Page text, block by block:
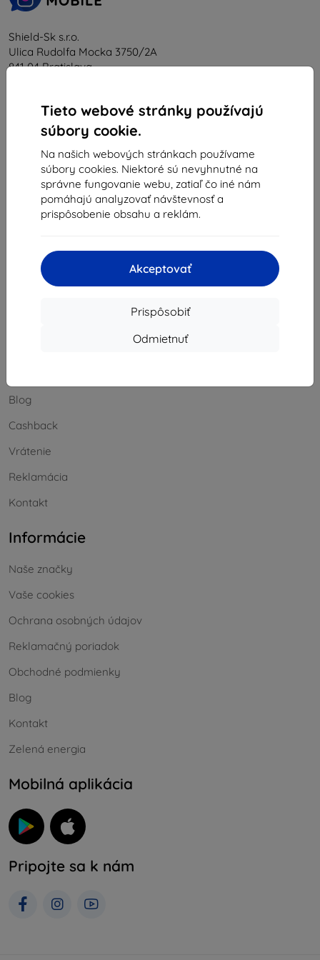
Tieto webové stránky používajú
súbory cookie.
Na našich webových stránkach používame
súbory cookies. Niektoré sú nevyhnutné na
správne fungovanie webu, zatiaľ čo iné nám
pomáhajú analyzovať návštevnosť a
prispôsobenie obsahu a reklám.
Akceptovať
Prispôsobiť
Odmietnuť
Shield-Sk s.r.o.
Ulica Rudolfa Mocka 3750/2A
841 04 Bratislava
IČ DPH:SK2023549671
Kontakt
info@top4mobile.eu
Napíšte nám
Online8:00 - 16:00
Sobota a nedeľa:
Blog
Cashback
Vrátenie
Reklamácia
Kontakt
Informácie
Naše značky
Vaše cookies
Ochrana osobných údajov
Reklamačný poriadok
Obchodné podmienky
Blog
Kontakt
Zelená energia
Mobilná aplikácia
Pripojte sa k nám